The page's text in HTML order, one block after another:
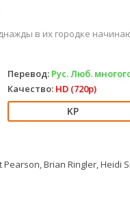
в их городке
Перевод: Рус. Люб.
Качество: HD (720p)
Brian Ringler, Heidi